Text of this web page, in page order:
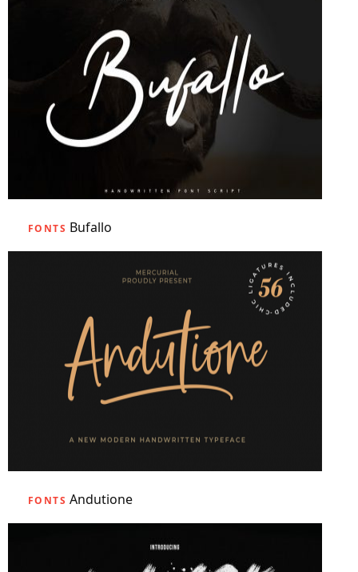
FONTS Bufallo
FONTS Andutione